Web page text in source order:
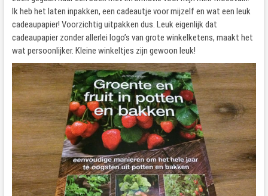
Ik heb het laten inpakken, een cadeautje voor mijzelf en wat een leuk
cadeaupapier! Voorzichtig uitpakken dus. Leuk eigenlijk dat
cadeaupapier zonder allerlei logo’s van grote winkelketens, maakt het
wat persoonlijker. Kleine winkeltjes zijn gewoon leuk!